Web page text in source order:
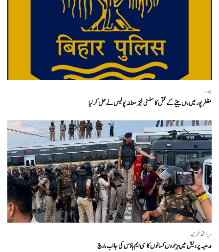
بہار
مظفر پور میں ماں بیٹے کے قتل کا سنسنی خیز معاملہ پولیس نے حل کر لیا
ریاستی خبریں
مدھیہ پردیش میں ہزاروں کسانوں کا سی ایم ہاؤس کی جانب مارچ